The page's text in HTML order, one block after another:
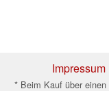
Impressum
* Beim Kauf über